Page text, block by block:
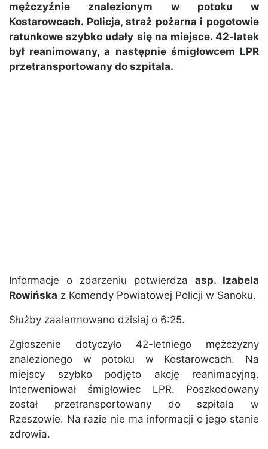
mężczyźnie znalezionym w potoku w
Kostarowcach. Policja, straż pożarna i pogotowie
ratunkowe szybko udały się na miejsce. 42-latek
był reanimowany, a następnie śmigłowcem LPR
przetransportowany do szpitala.
Informacje o zdarzeniu potwierdza asp. Izabela
Rowińska z Komendy Powiatowej Policji w Sanoku.
Służby zaalarmowano dzisiaj o 6:25.
Zgłoszenie dotyczyło 42-letniego mężczyzny
znalezionego w potoku w Kostarowcach. Na
miejscy szybko podjęto akcję reanimacyjną.
Interweniował śmigłowiec LPR. Poszkodowany
został przetransportowany do szpitala w
Rzeszowie. Na razie nie ma informacji o jego stanie
zdrowia.